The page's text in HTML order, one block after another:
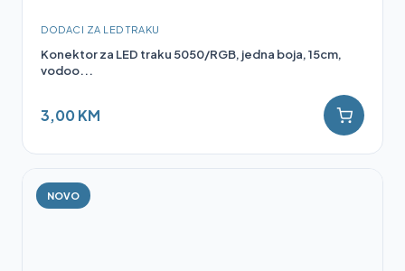
DODACI ZA LED TRAKU
Konektor za LED traku 5050/RGB, jedna boja, 15cm,
vodoo...
3,00 KM
NOVO